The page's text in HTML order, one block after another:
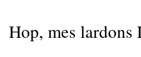
Hop, mes lardons